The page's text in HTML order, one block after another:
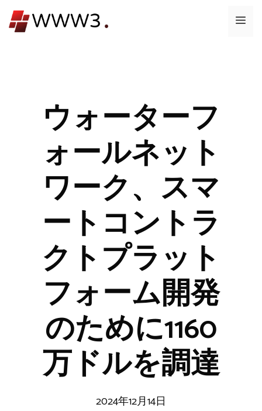
ン
メ
ウォーターフ
ォールネット
ワーク、スマ
ートコントラ
クトプラット
フォーム開発
のために1160
万ドルを調達
2024年12月14日